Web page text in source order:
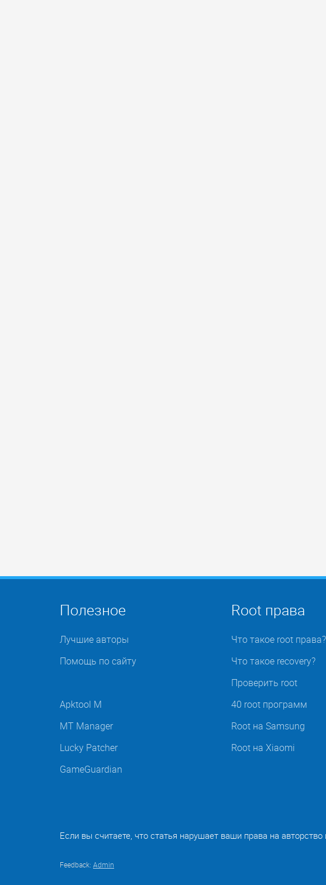
Полезное
Лучшие авторы
Помощь по сайту
Apktool M
MT Manager
Lucky Patcher
GameGuardian
Root права
Что такое root права?
Что такое recovery?
Проверить root
40 root программ
Root на Samsung
Root на Xiaomi
Если вы считаете, что статья нарушает ваши права на
Feedback: Admin